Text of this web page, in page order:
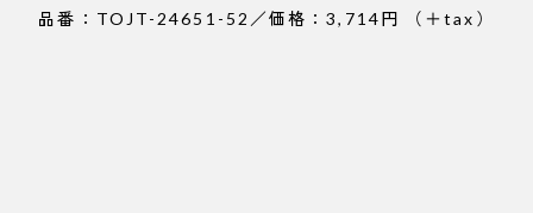
品番：TOJT-24651-52／価格：3,714円 （＋tax）